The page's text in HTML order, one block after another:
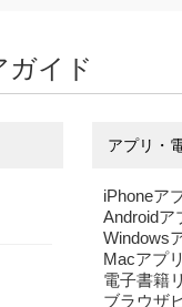
ガイド
アプリ・
iPhoneア
Androidア
Windows
Macアプリ
電子書籍
ブラウザ